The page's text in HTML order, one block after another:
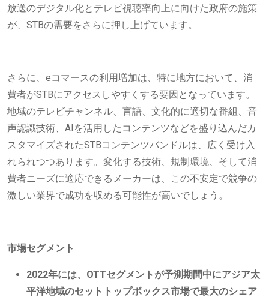
放送のデジタル化とテレビ視聴率向上に向けた政府の施策
が、STBの需要をさらに押し上げています。
さらに、eコマースの利用増加は、特に地方において、消
費者がSTBにアクセスしやすくする要因となっています。
地域のテレビチャンネル、言語、文化的に適切な番組、音
声認識技術、AIを活用したコンテンツなどを盛り込んだカ
スタマイズされたSTBコンテンツバンドルは、広く受け入
れられつつあります。変化する技術、規制環境、そして消
費者ニーズに適応できるメーカーは、この不安定で競争の
激しい業界で成功を収める可能性が高いでしょう。
市場セグメント
2022年には、OTTセグメントが予測期間中にアジア太
平洋地域のセットトップボックス市場で最大のシェア